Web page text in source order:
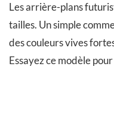
Les arrière-plans
tailles. Un simple
des couleurs vives
Essayez ce modèle